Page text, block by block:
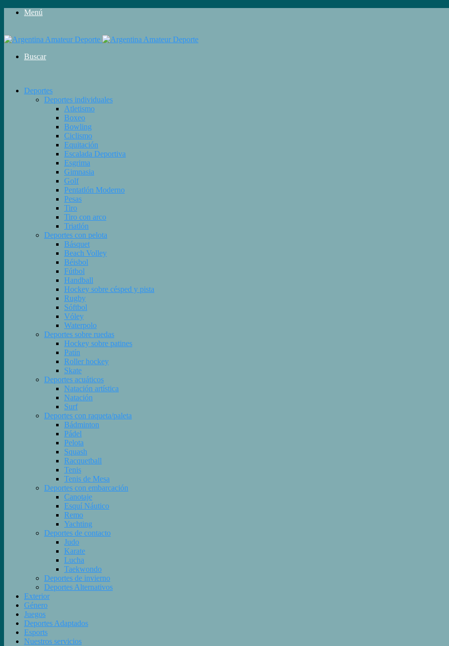
Menú
Buscar
Deportes
Deportes individuales
Atletismo
Boxeo
Bowling
Ciclismo
Equitación
Escalada Deportiva
Esgrima
Gimnasia
Golf
Pentatlón Moderno
Pesas
Tiro
Tiro con arco
Triatlón
Deportes con pelota
Básquet
Beach Volley
Béisbol
Fútbol
Handball
Hockey sobre césped y pista
Rugby
Sóftbol
Vóley
Waterpolo
Deportes sobre ruedas
Hockey sobre patines
Patín
Roller hockey
Skate
Deportes acuáticos
Natación artística
Natación
Surf
Deportes con raqueta/paleta
Bádminton
Pádel
Pelota
Squash
Racquetball
Tenis
Tenis de Mesa
Deportes con embarcación
Canotaje
Esquí Náutico
Remo
Yachting
Deportes de contacto
Judo
Karate
Lucha
Taekwondo
Deportes de invierno
Deportes Alternativos
Exterior
Género
Juegos
Deportes Adaptados
Esports
Nuestros servicios